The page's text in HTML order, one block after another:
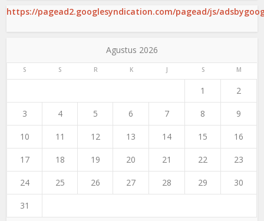
https://pagead2.googlesyndication.com/pagead/js/
Agustus 2026
S S R K J S M
1 2
3 4 5 6 7 8 9
10 11 12 13 14 15 16
17 18 19 20 21 22 23
24 25 26 27 28 29 30
31